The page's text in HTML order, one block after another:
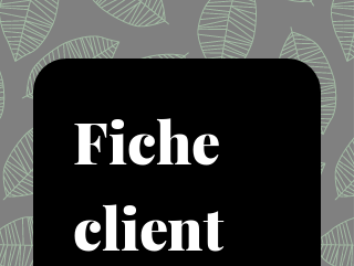
Fiche
client